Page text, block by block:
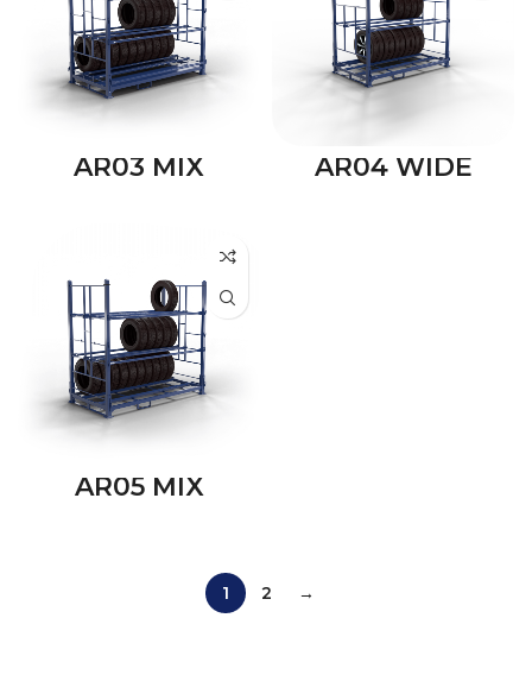
AR03 MIX AR04 WIDE
AR05 MIX
1 2 →